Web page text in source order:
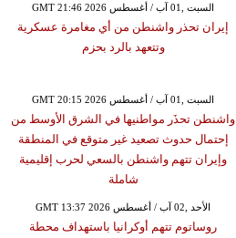
GMT 21:46 2026 السبت ,01 آب / أغسطس
إيران تحذر واشنطن من أي مغامرة عسكرية
وتتعهد بالرد بحزم
GMT 20:15 2026 السبت ,01 آب / أغسطس
واشنطن تحذَر مواطنيها في الشرق الأوسط من
إحتمال حدوث تصعيد غير متوقع في المنطقة
وإيران تتهم واشنطن بالسعي لحرب إقليمية
شاملة
GMT 13:37 2026 الأحد ,02 آب / أغسطس
روساتوم تتهم أوكرانيا باستهداف محطة